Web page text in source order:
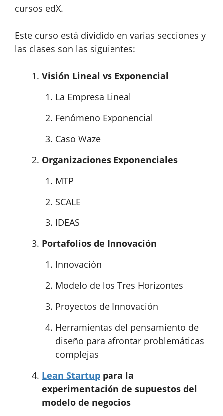
cursos edX.
Este curso está dividido en varias secciones y
las clases son las siguientes:
Visión Lineal vs Exponencial
La Empresa Lineal
Fenómeno Exponencial
Caso Waze
Organizaciones Exponenciales
MTP
SCALE
IDEAS
Portafolios de Innovación
Innovación
Modelo de los Tres Horizontes
Proyectos de Innovación
Herramientas del pensamiento de
diseño para afrontar problemáticas
complejas
Lean Startup para la
experimentación de supuestos del
modelo de negocios